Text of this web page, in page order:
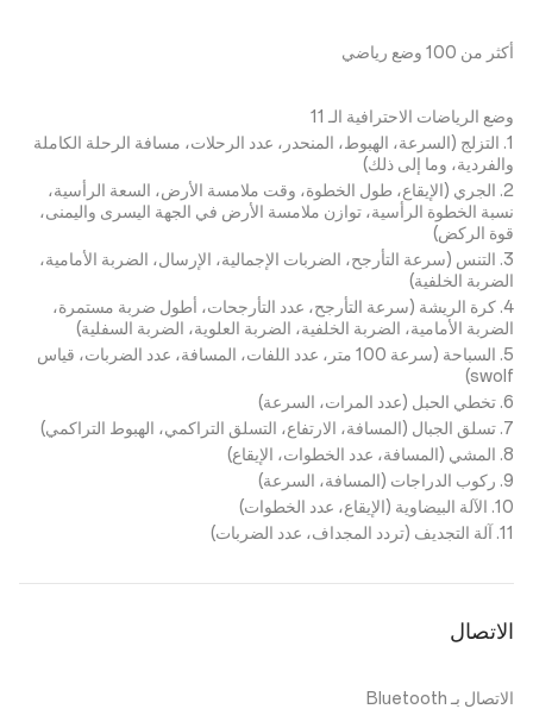
أكثر من 100 وضع رياضي
وضع الرياضات الاحترافية الـ 11
1. التزلج (السرعة، الهبوط، المنحدر، عدد الرحلات، مسافة الرحلة الكاملة
والفردية، وما إلى ذلك)
2. الجري (الإيقاع، طول الخطوة، وقت ملامسة الأرض، السعة الرأسية،
نسبة الخطوة الرأسية، توازن ملامسة الأرض في الجهة اليسرى واليمنى،
قوة الركض)
3. التنس (سرعة التأرجح، الضربات الإجمالية، الإرسال، الضربة الأمامية،
الضربة الخلفية)
4. كرة الريشة (سرعة التأرجح، عدد التأرجحات، أطول ضربة مستمرة،
الضربة الأمامية، الضربة الخلفية، الضربة العلوية، الضربة السفلية)
5. السباحة (سرعة 100 متر، عدد اللفات، المسافة، عدد الضربات، قياس
swolf)
6. تخطي الحبل (عدد المرات، السرعة)
7. تسلق الجبال (المسافة، الارتفاع، التسلق التراكمي، الهبوط التراكمي)
8. المشي (المسافة، عدد الخطوات، الإيقاع)
9. ركوب الدراجات (المسافة، السرعة)
10. الآلة البيضاوية (الإيقاع، عدد الخطوات)
11. آلة التجديف (تردد المجداف، عدد الضربات)
الاتصال‏‎
الاتصال بـ Bluetooth